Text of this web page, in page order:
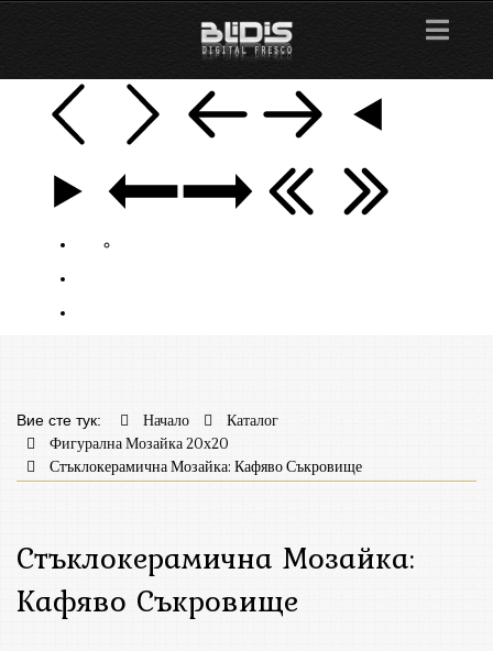
Вие сте тук: Начало
Каталог
Фигурална Мозайка 20х20
Стъклокерамична Мозайка: Кафяво Съкровище
Стъклокерамична Мозайка:
Кафяво Съкровище